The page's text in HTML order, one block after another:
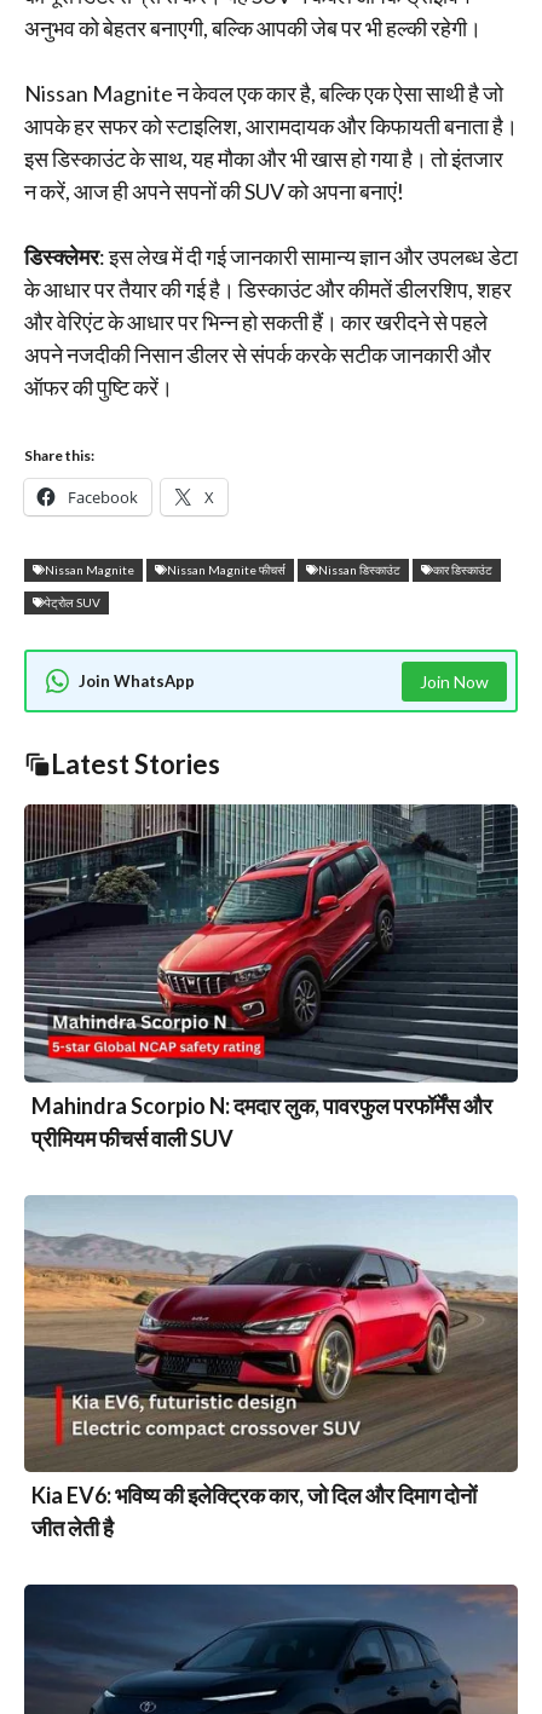
अनुभव को बेहतर बनाएगी, बल्कि आपकी जेब पर भी हल्की रहेगी।
Nissan Magnite न केवल एक कार है, बल्कि एक ऐसा साथी है जो
आपके हर सफर को स्टाइलिश, आरामदायक और किफायती बनाता है।
इस डिस्काउंट के साथ, यह मौका और भी खास हो गया है। तो इंतजार
न करें, आज ही अपने सपनों की SUV को अपना बनाएं!
डिस्क्लेमर: इस लेख में दी गई जानकारी सामान्य ज्ञान और उपलब्ध डेटा
के आधार पर तैयार की गई है। डिस्काउंट और कीमतें डीलरशिप, शहर
और वेरिएंट के आधार पर भिन्न हो सकती हैं। कार खरीदने से पहले
अपने नजदीकी निसान डीलर से संपर्क करके सटीक जानकारी और
ऑफर की पुष्टि करें।
Share this:
Facebook X
Nissan Magnite Nissan Magnite फीचर्स Nissan डिस्काउंट कार डिस्काउंट
पेट्रोल SUV
Join WhatsApp Join Now
Latest Stories
Mahindra Scorpio N: दमदार लुक, पावरफुल परफॉर्मेंस और
प्रीमियम फीचर्स वाली SUV
Kia EV6: भविष्य की इलेक्ट्रिक कार, जो दिल और दिमाग दोनों
जीत लेती है